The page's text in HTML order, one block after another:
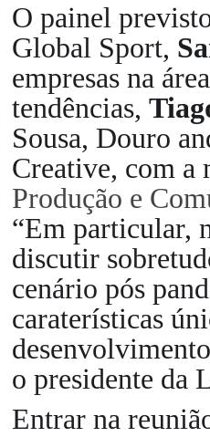
O painel
Global Sport,
empresas na
tendências,
Sousa, Douro
Creative, com a
Produção e
“Em particular,
discutir
cenário pós
caraterísticas
o presidente da
Entrar na